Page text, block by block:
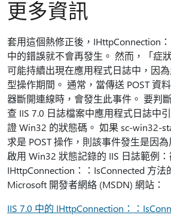
更多資訊
套用這個熱修正後，IHttpConnection
中的錯誤就不會再發生。 然而，「症
可能持續出現在應用程式日誌中，因
型操作期間。 通常，當傳送 POST 資
器斷開連線時，會發生此事件。 要判
查 IIS 7.0 日誌檔案中應用程式日誌中
證 Win32 的狀態碼。 如果 sc-win32-
求是 POST 操作，則該事件發生是因
啟用 Win32 狀態記錄的 IIS 日誌範例
IHttpConnection：：IsConnected 方
Microsoft 開發者網絡 (MSDN) 網站：
IIS 7.0 中的 IHttpConnection：：